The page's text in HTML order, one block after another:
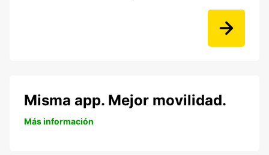
Misma app. Mejor movilidad.
Más información